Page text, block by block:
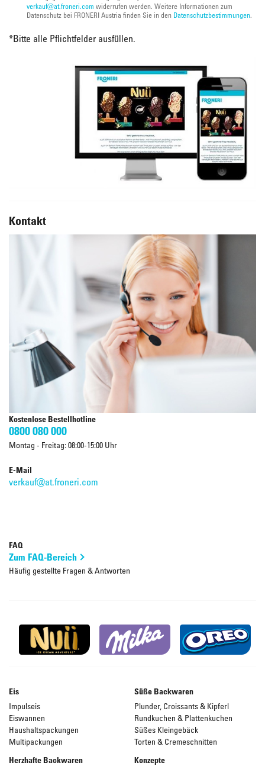
verkauf@at.froneri.com widerrufen werden. Weitere Informationen zum
Datenschutz bei FRONERI Austria finden Sie in den Datenschutzbestimmungen.
*Bitte alle Pflichtfelder ausfüllen.
Kontakt
Kostenlose Bestellhotline
0800 080 000
Montag - Freitag: 08:00-15:00 Uhr
E-Mail
verkauf@at.froneri.com
FAQ
Zum FAQ-Bereich
Häufig gestellte Fragen & Antworten
Eis
Impulseis
Eiswannen
Haushaltspackungen
Multipackungen
Süße Backwaren
Plunder, Croissants & Kipferl
Rundkuchen & Plattenkuchen
Süßes Kleingebäck
Torten & Cremeschnitten
Herzhafte Backwaren
Konzepte